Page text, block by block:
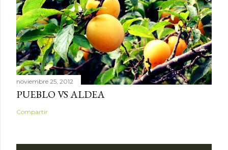
noviembre 25, 2012
PUEBLO VS ALDEA
Compartir